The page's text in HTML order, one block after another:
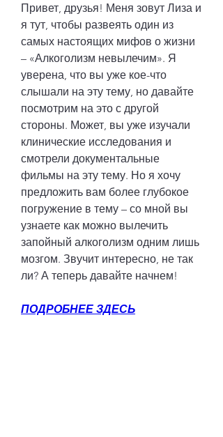
Привет, друзья! Меня зовут Лиза и
я тут, чтобы развеять один из
самых настоящих мифов о жизни
– «Алкоголизм невылечим». Я
уверена, что вы уже кое-что
слышали на эту тему, но давайте
посмотрим на это с другой
стороны. Может, вы уже изучали
клинические исследования и
смотрели документальные
фильмы на эту тему. Но я хочу
предложить вам более глубокое
погружение в тему – со мной вы
узнаете как можно вылечить
запойный алкоголизм одним лишь
мозгом. Звучит интересно, не так
ли? А теперь давайте начнем!
ПОДРОБНЕЕ ЗДЕСЬ